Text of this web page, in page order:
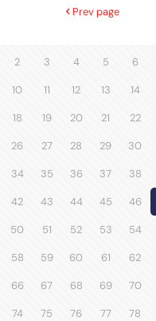
Prev page
2 3 4 5 6
10 11 12 13 14
18 19 20 21 22
26 27 28 29 30
34 35 36 37 38
42 43 44 45 46
50 51 52 53 54
58 59 60 61 62
66 67 68 69 70
74 75 76 77 78